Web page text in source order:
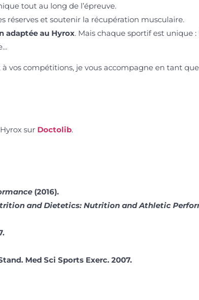
tout au long de l’épreuve.
réserves et soutenir la récupération musculaire.
au Hyrox. Mais chaque sportif est unique
vos compétitions, je vous accompagne en tant que
sur Doctolib.
(2016).
and Dietetics: Nutrition and Athletic
Med Sci Sports Exerc. 2007.